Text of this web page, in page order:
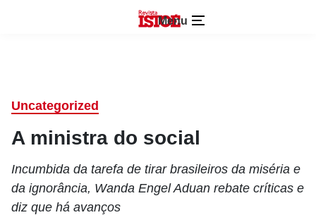
Menu
Uncategorized
A ministra do social
Incumbida da tarefa de tirar brasileiros da miséria e
da ignorância, Wanda Engel Aduan rebate críticas e
diz que há avanços